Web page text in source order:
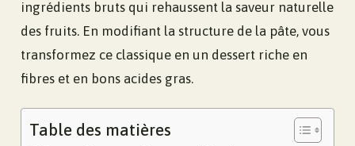
ingrédients bruts qui rehaussent la saveur naturelle
des fruits. En modifiant la structure de la pâte, vous
transformez ce classique en un dessert riche en
fibres et en bons acides gras.
Table des matières